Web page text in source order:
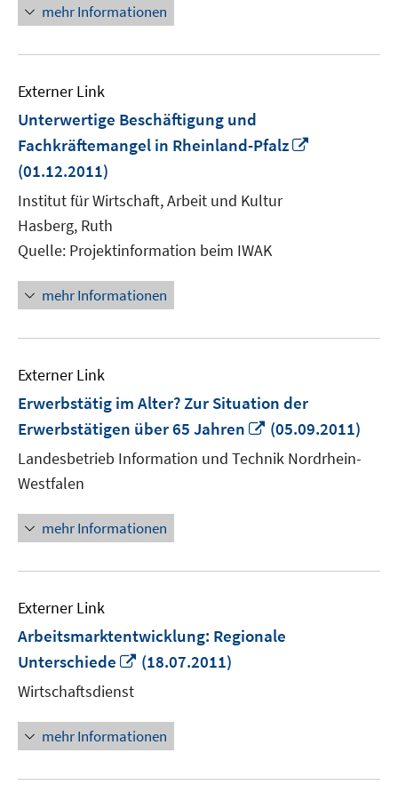
mehr Informationen
Externer Link
Unterwertige Beschäftigung und
Fachkräftemangel in Rheinland-Pfalz
(01.12.2011)
Institut für Wirtschaft, Arbeit und Kultur
Hasberg, Ruth
Quelle: Projektinformation beim IWAK
mehr Informationen
Externer Link
Erwerbstätig im Alter? Zur Situation der
Erwerbstätigen über 65 Jahren
In
neuem
Fenster
(05.09.2011)
Landesbetrieb Information und Technik Nordrhein-
Westfalen
mehr Informationen
Externer Link
Arbeitsmarktentwicklung: Regionale
Unterschiede
In
öffnen
(18.07.2011)
Wirtschaftsdienst
mehr Informationen